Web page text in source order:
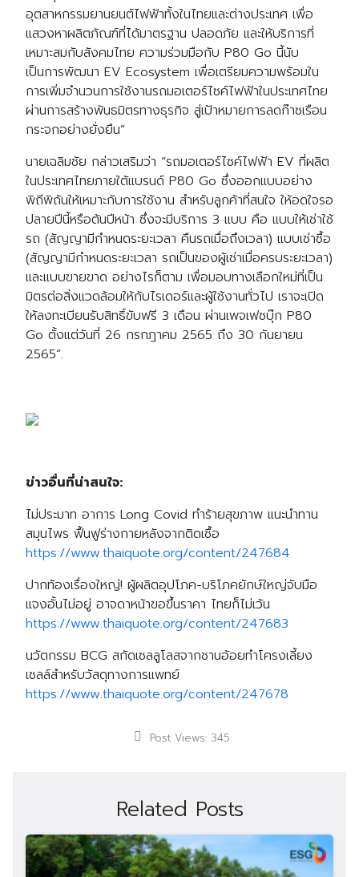
อุตสาหกรรมยานยนต์ไฟฟ้าทั้งในไทยและต่างประเทศ เพื่อ
แสวงหาผลิตภัณฑ์ที่ได้มาตรฐาน ปลอดภัย และให้บริการที่
เหมาะสมกับสังคมไทย ความร่วมมือกับ P80 Go นี้นับ
เป็นการพัฒนา EV Ecosystem เพื่อเตรียมความพร้อมใน
การเพิ่มจำนวนการใช้งานรถมอเตอร์ไซค์ไฟฟ้าในประเทศไทย
ผ่านการสร้างพันธมิตรทางธุรกิจ สู่เป้าหมายการลดก๊าซเรือน
กระจกอย่างยั่งยืน”
นายเฉลิมชัย กล่าวเสริมว่า “รถมอเตอร์ไซค์ไฟฟ้า EV ที่ผลิต
ในประเทศไทยภายใต้แบรนด์ P80 Go ซึ่งออกแบบอย่าง
พิถีพิถันให้เหมาะกับการใช้งาน สำหรับลูกค้าที่สนใจ ให้อดใจรอ
ปลายปีนี้หรือต้นปีหน้า ซึ่งจะมีบริการ 3 แบบ คือ แบบให้เช่าใช้
รถ (สัญญามีกำหนดระยะเวลา คืนรถเมื่อถึงเวลา) แบบเช่าซื้อ
(สัญญามีกำหนดระยะเวลา รถเป็นของผู้เช่าเมื่อครบระยะเวลา)
และแบบขายขาด อย่างไรก็ตาม เพื่อมอบทางเลือกใหม่ที่เป็น
มิตรต่อสิ่งแวดล้อมให้กับไรเดอร์และผู้ใช้งานทั่วไป เราจะเปิด
ให้ลงทะเบียนรับสิทธิ์ขับฟรี 3 เดือน ผ่านเพจเฟซบุ๊ก P80
Go ตั้งแต่วันที่ 26 กรกฎาคม 2565 ถึง 30 กันยายน
2565”.
ข่าวอื่นที่น่าสนใจ:
ไม่ประมาท อาการ Long Covid ทำร้ายสุขภาพ แนะนำทาน
สมุนไพร ฟื้นฟูร่างกายหลังจากติดเชื้อ
https://www.thaiquote.org/content/247684
ปากท้องเรื่องใหญ่! ผู้ผลิตอุปโภค-บริโภคยักษ์ใหญ่จับมือ
แจงอั้นไม่อยู่ อาจดาหน้าขอขึ้นราคา ไทยก็ไม่เว้น
https://www.thaiquote.org/content/247683
นวัตกรรม BCG สกัดเซลลูโลสจากชานอ้อยทำโครงเลี้ยง
เซลล์สำหรับวัสดุทางการแพทย์
https://www.thaiquote.org/content/247678
Post Views: 345
Related Posts